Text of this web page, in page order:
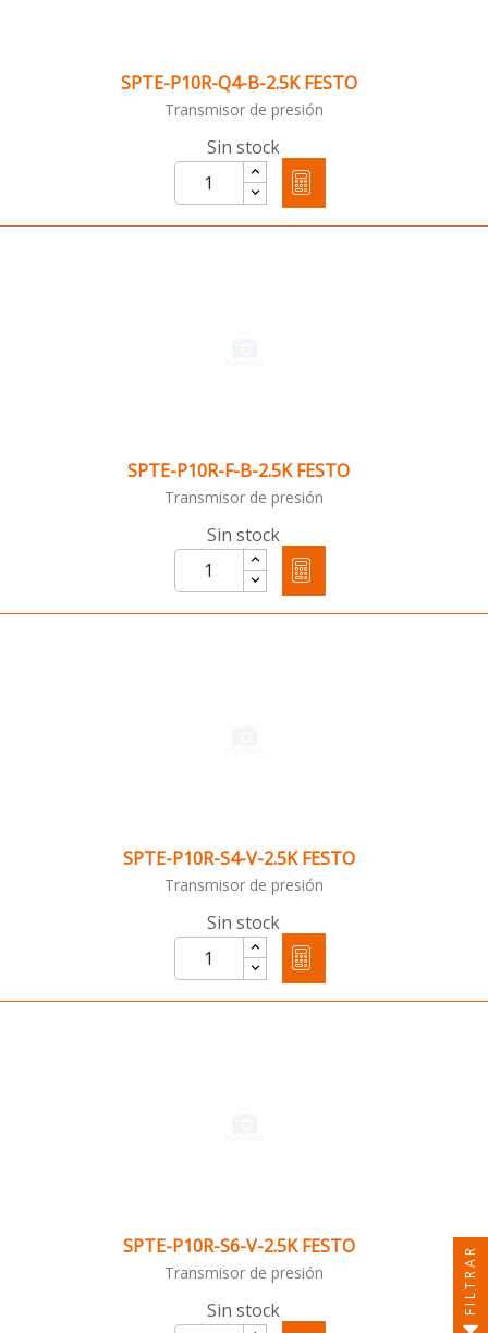
SPTE-P10R-Q4-B-2.5K FESTO
Transmisor de presión
Sin stock
SPTE-P10R-F-B-2.5K FESTO
Transmisor de presión
Sin stock
SPTE-P10R-S4-V-2.5K FESTO
Transmisor de presión
Sin stock
SPTE-P10R-S6-V-2.5K FESTO
Transmisor de presión
Sin stock FILTRAR